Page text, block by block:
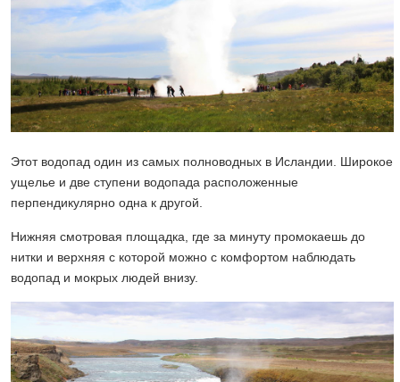
Этот водопад один из самых полноводных в Исландии. Широкое
ущелье и две ступени водопада расположенные
перпендикулярно одна к другой.
Нижняя смотровая площадка, где за минуту промокаешь до
нитки и верхняя с которой можно с комфортом наблюдать
водопад и мокрых людей внизу.